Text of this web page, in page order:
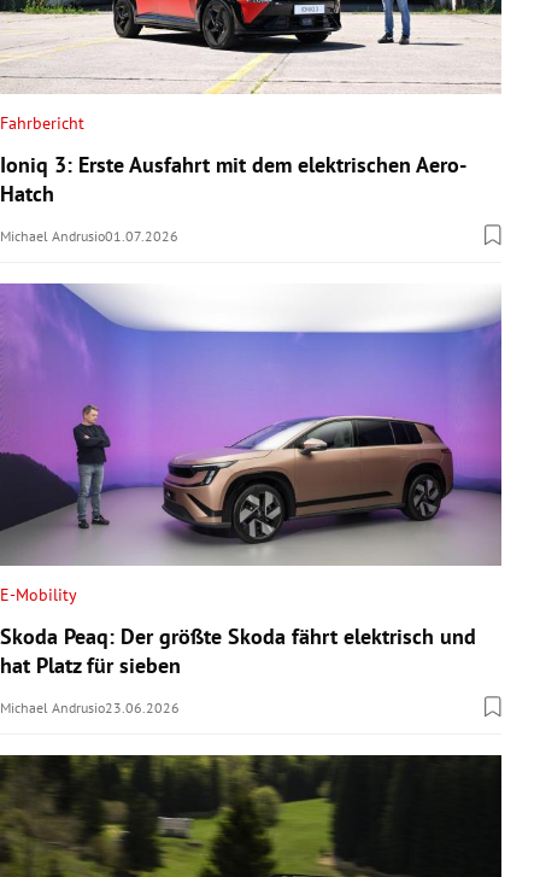
Fahrbericht
Ioniq 3: Erste Ausfahrt mit dem elektrischen Aero-
Hatch
Michael Andrusio01.07.2026
E-Mobility
Skoda Peaq: Der größte Skoda fährt elektrisch und
hat Platz für sieben
Michael Andrusio23.06.2026